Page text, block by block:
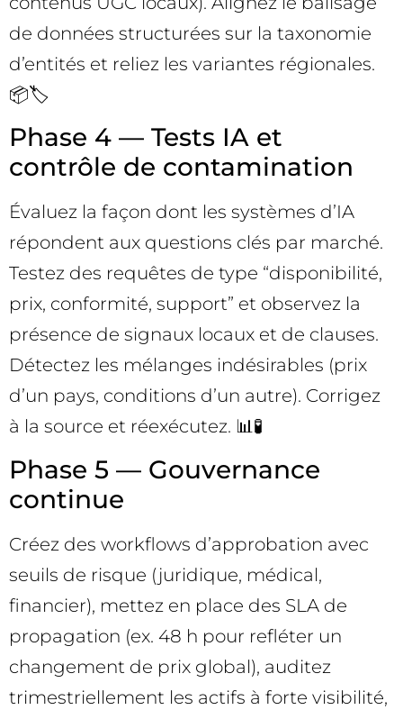
de données structurées sur la taxonomie
d’entités et reliez les variantes régionales.
📦🏷️
Phase 4 — Tests IA et
contrôle de contamination
Évaluez la façon dont les systèmes d’IA
répondent aux questions clés par marché.
Testez des requêtes de type “disponibilité,
prix, conformité, support” et observez la
présence de signaux locaux et de clauses.
Détectez les mélanges indésirables (prix
d’un pays, conditions d’un autre). Corrigez
à la source et réexécutez. 📊🧪
Phase 5 — Gouvernance
continue
Créez des workflows d’approbation avec
seuils de risque (juridique, médical,
financier), mettez en place des SLA de
propagation (ex. 48 h pour refléter un
changement de prix global), auditez
trimestriellement les actifs à forte visibilité,